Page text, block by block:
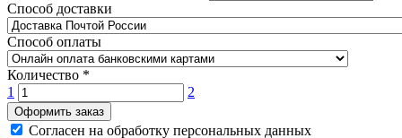
Способ доставки
Способ оплаты
Количество *
1
2
Оформить заказ
Согласен на обработку персональных данных